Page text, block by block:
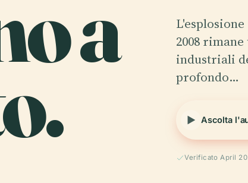
a
2008
industriali
profondo…
Ascolta
Verificato April